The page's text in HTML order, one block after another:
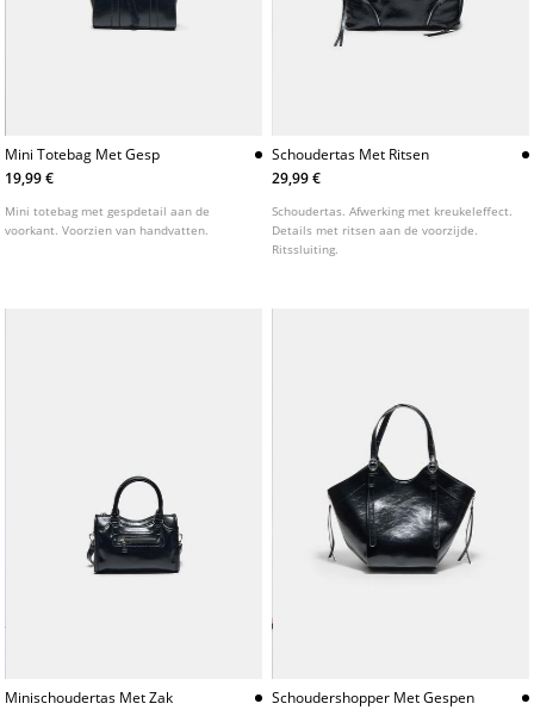
Mini Totebag Met Gesp
19,99 €
Mini totebag met gespdetail aan de
voorkant. Voorzien van handvatten.
Schoudertas Met Ritsen
29,99 €
Schoudertas. Afwerking met kreukeleffect.
Details met ritsen aan de voorzijde.
Ritssluiting.
Minischoudertas Met Zak
Schoudershopper Met Gespen